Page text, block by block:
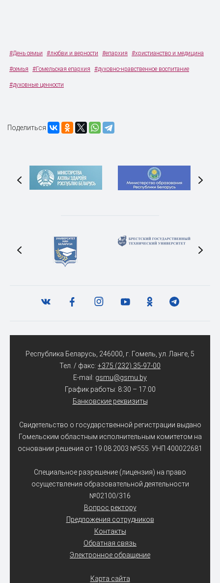
#День семьи #любви и верности #епархия #христианство и медицина
#семья #Гомельская епархия #духовно-нравственное воспитание
#духовные ценности
Поделиться
Республика Беларусь, 246000, г. Гомель, ул. Ланге, 5
Тел. / факс: +375 (232) 35-97-00
E-mail: gsmu@gsmu.by
График работы: 8:30 – 17:00
Банковские реквизиты
Свидетельство о государственной регистрации выдано
Гомельским областным исполнительным комитетом на
основании решения от 19.08.2003 №555. УНП 400022681
Специальное разрешение (лицензия) на право
осуществления образовательной деятельности
№02100/316
Вопрос ректору
Предложения сотрудников
Контакты
Обратная связь
Электронное обращение
Карта сайта